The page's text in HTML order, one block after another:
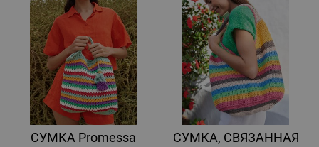
СУМКА Promessa
СУМКА, СВЯЗАННАЯ